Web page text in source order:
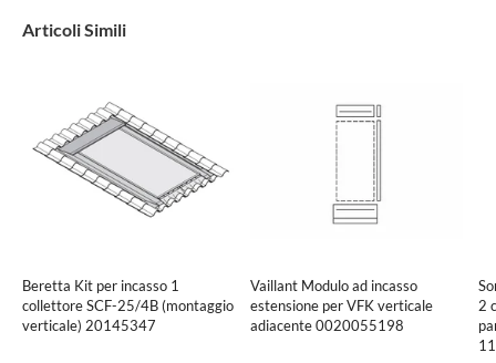
Articoli Simili
Beretta Kit per incasso 1
collettore SCF-25/4B (montaggio
verticale) 20145347
Vaillant Modulo ad incasso
estensione per VFK verticale
adiacente 0020055198
2